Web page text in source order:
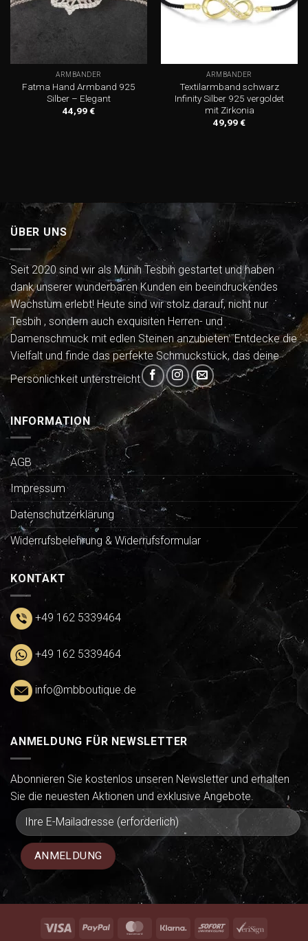
ARMBÄNDER
Fatma Hand Armband 925
Silber – Elegant
44,99€
ARMBÄNDER
Textilarmband schwarz
Infinity Silber 925 vergoldet
mit Zirkonia
49,99€
ÜBER UNS
Seit 2020 sind wir als Münih Tesbih gestartet und haben
dank unserer wunderbaren Kunden ein beeindruckendes
Wachstum erlebt! Heute sind wir stolz darauf, nicht nur
Tesbih , sondern auch exquisiten Herren- und
Damenschmuck mit edlen Steinen anzubieten. Entdecke die
Vielfalt und finde das perfekte Schmuckstück, das deine
Persönlichkeit unterstreicht
INFORMATION
AGB
Impressum
Datenschutzerklärung
Widerrufsbelehrung & Widerrufsformular
KONTAKT
+49 162 5339464
+49 162 5339464
info@mbboutique.de
ANMELDUNG FÜR NEWSLETTER
Abonnieren Sie kostenlos unseren Newsletter und erhalten
Sie die neuesten Aktionen und exklusive Angebote.
Visa PayPal MasterCardKlarna Sofort VeriSign